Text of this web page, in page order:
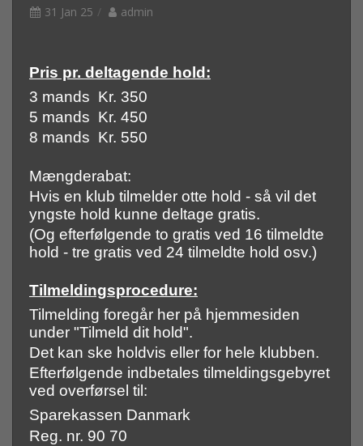
31 Jan 25 admin
Pris pr. deltagende hold:
3 mands Kr. 350
5 mands Kr. 450
8 mands Kr. 550
Mængderabat:
Hvis en klub tilmelder otte hold - så vil det
yngste hold kunne deltage gratis.
(Og efterfølgende to gratis ved 16 tilmeldte
hold - tre gratis ved 24 tilmeldte hold osv.)
Tilmeldingsprocedure:
Tilmelding foregår her på hjemmesiden
under "Tilmeld dit hold".
Det kan ske holdvis eller for hele klubben.
Efterfølgende indbetales tilmeldingsgebyret
ved overførsel til:
Sparekassen Danmark
Reg. nr. 90 70